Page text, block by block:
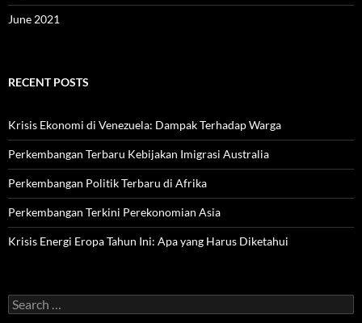
June 2021
RECENT POSTS
Krisis Ekonomi di Venezuela: Dampak Terhadap Warga
Perkembangan Terbaru Kebijakan Imigrasi Australia
Perkembangan Politik Terbaru di Afrika
Perkembangan Terkini Perekonomian Asia
Krisis Energi Eropa Tahun Ini: Apa yang Harus Diketahui
Search
for: